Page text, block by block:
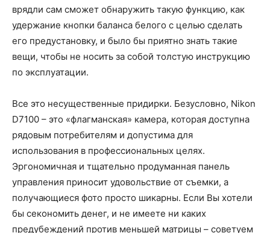
врядли сам сможет обнаружить такую функцию, как
удержание кнопки баланса белого с целью сделать
его предустановку, и было бы приятно знать такие
вещи, чтобы не носить за собой толстую инструкцию
по эксплуатации.
Все это несущественные придирки. Безусловно, Nikon
D7100 – это «флагманская» камера, которая доступна
рядовым потребителям и допустима для
использования в профессиональных целях.
Эргономичная и тщательно продуманная панель
управления приносит удовольствие от съемки, а
получающиеся фото просто шикарны. Если Вы хотели
бы секономить денег, и не имеете ни каких
предубеждений против меньшей матрицы – советуем